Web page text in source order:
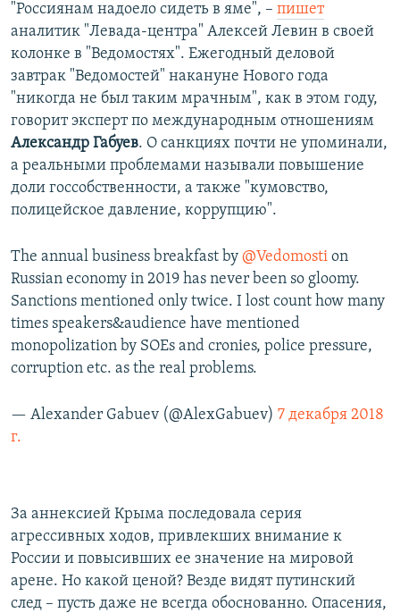
"Россиянам надоело сидеть в яме", – пишет
аналитик "Левада-центра" Алексей Левин в своей
колонке в "Ведомостях". Ежегодный деловой
завтрак "Ведомостей" накануне Нового года
"никогда не был таким мрачным", как в этом году,
говорит эксперт по международным отношениям
Александр Габуев. О санкциях почти не упоминали,
а реальными проблемами называли повышение
доли госсобственности, а также "кумовство,
полицейское давление, коррупцию".
The annual business breakfast by @Vedomosti on
Russian economy in 2019 has never been so gloomy.
Sanctions mentioned only twice. I lost count how many
times speakers&audience have mentioned
monopolization by SOEs and cronies, police pressure,
corruption etc. as the real problems.
— Alexander Gabuev (@AlexGabuev) 7 декабря 2018
г.
За аннексией Крыма последовала серия
агрессивных ходов, привлекших внимание к
России и повысивших ее значение на мировой
арене. Но какой ценой? Везде видят путинский
след – пусть даже не всегда обоснованно. Опасения,